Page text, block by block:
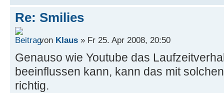
Re: Smilies
von Klaus » Fr 25. Apr 2008, 20:50
Genauso wie Youtube das
beeinflussen kann, kann das mit
richtig.